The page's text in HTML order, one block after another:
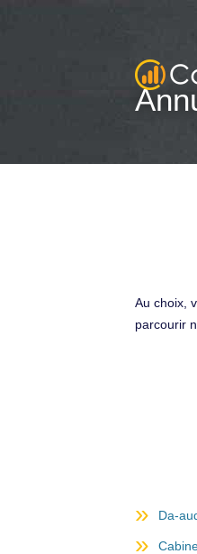
Au choix,
parcourir
Da-